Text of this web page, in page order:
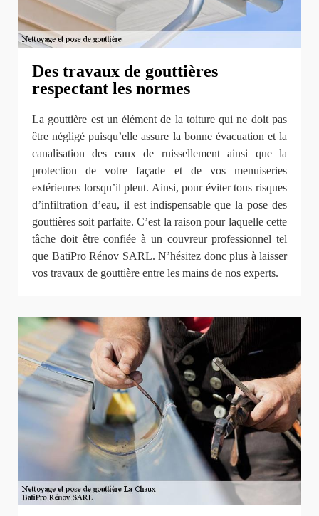
Des travaux de gouttières
respectant les normes
La gouttière est un élément de la toiture qui ne doit pas
être négligé puisqu’elle assure la bonne évacuation et la
canalisation des eaux de ruissellement ainsi que la
protection de votre façade et de vos menuiseries
extérieures lorsqu’il pleut. Ainsi, pour éviter tous risques
d’infiltration d’eau, il est indispensable que la pose des
gouttières soit parfaite. C’est la raison pour laquelle cette
tâche doit être confiée à un couvreur professionnel tel
que BatiPro Rénov SARL. N’hésitez donc plus à laisser
vos travaux de gouttière entre les mains de nos experts.